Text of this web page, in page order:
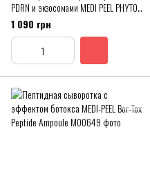
PDRN и экзосомами MEDI PEEL PHYTO
EXOSOME PDRN LIFTING SHOT CREAM
1 090 грн